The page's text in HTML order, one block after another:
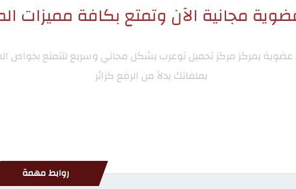
مجانية الآن وتمتع بكافة مميزات
بمركزمركز تحميل توعرببشكل مجاني وسريع لتتمتع بخواص
بملفاتك بدلاً من الرفع كزائر
روابط مهمة